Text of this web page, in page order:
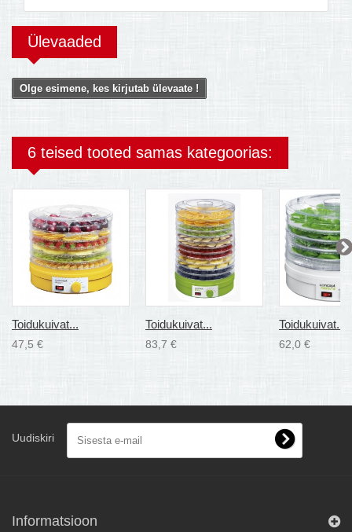
Ülevaaded
Olge esimene, kes kirjutab ülevaate !
6 teised tooted samas kategoorias:
Toidukuivat...
47,5 €
Toidukuivat...
83,7 €
Toidukuivat...
62,0 €
Uudiskiri
Informatsioon